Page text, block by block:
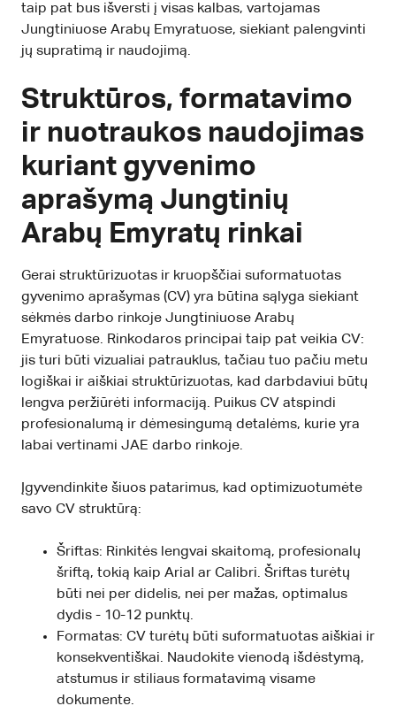
taip pat bus išversti į visas kalbas, vartojamas
Jungtiniuose Arabų Emyratuose, siekiant palengvinti
jų supratimą ir naudojimą.
Struktūros, formatavimo
ir nuotraukos naudojimas
kuriant gyvenimo
aprašymą Jungtinių
Arabų Emyratų rinkai
Gerai struktūrizuotas ir kruopščiai suformatuotas
gyvenimo aprašymas (CV) yra būtina sąlyga siekiant
sėkmės darbo rinkoje Jungtiniuose Arabų
Emyratuose. Rinkodaros principai taip pat veikia CV:
jis turi būti vizualiai patrauklus, tačiau tuo pačiu metu
logiškai ir aiškiai struktūrizuotas, kad darbdaviui būtų
lengva peržiūrėti informaciją. Puikus CV atspindi
profesionalumą ir dėmesingumą detalėms, kurie yra
labai vertinami JAE darbo rinkoje.
Įgyvendinkite šiuos patarimus, kad optimizuotumėte
savo CV struktūrą:
Šriftas: Rinkitės lengvai skaitomą, profesionalų
šriftą, tokią kaip Arial ar Calibri. Šriftas turėtų
būti nei per didelis, nei per mažas, optimalus
dydis - 10-12 punktų.
Formatas: CV turėtų būti suformatuotas aiškiai ir
konsekventiškai. Naudokite vienodą išdėstymą,
atstumus ir stiliaus formatavimą visame
dokumente.